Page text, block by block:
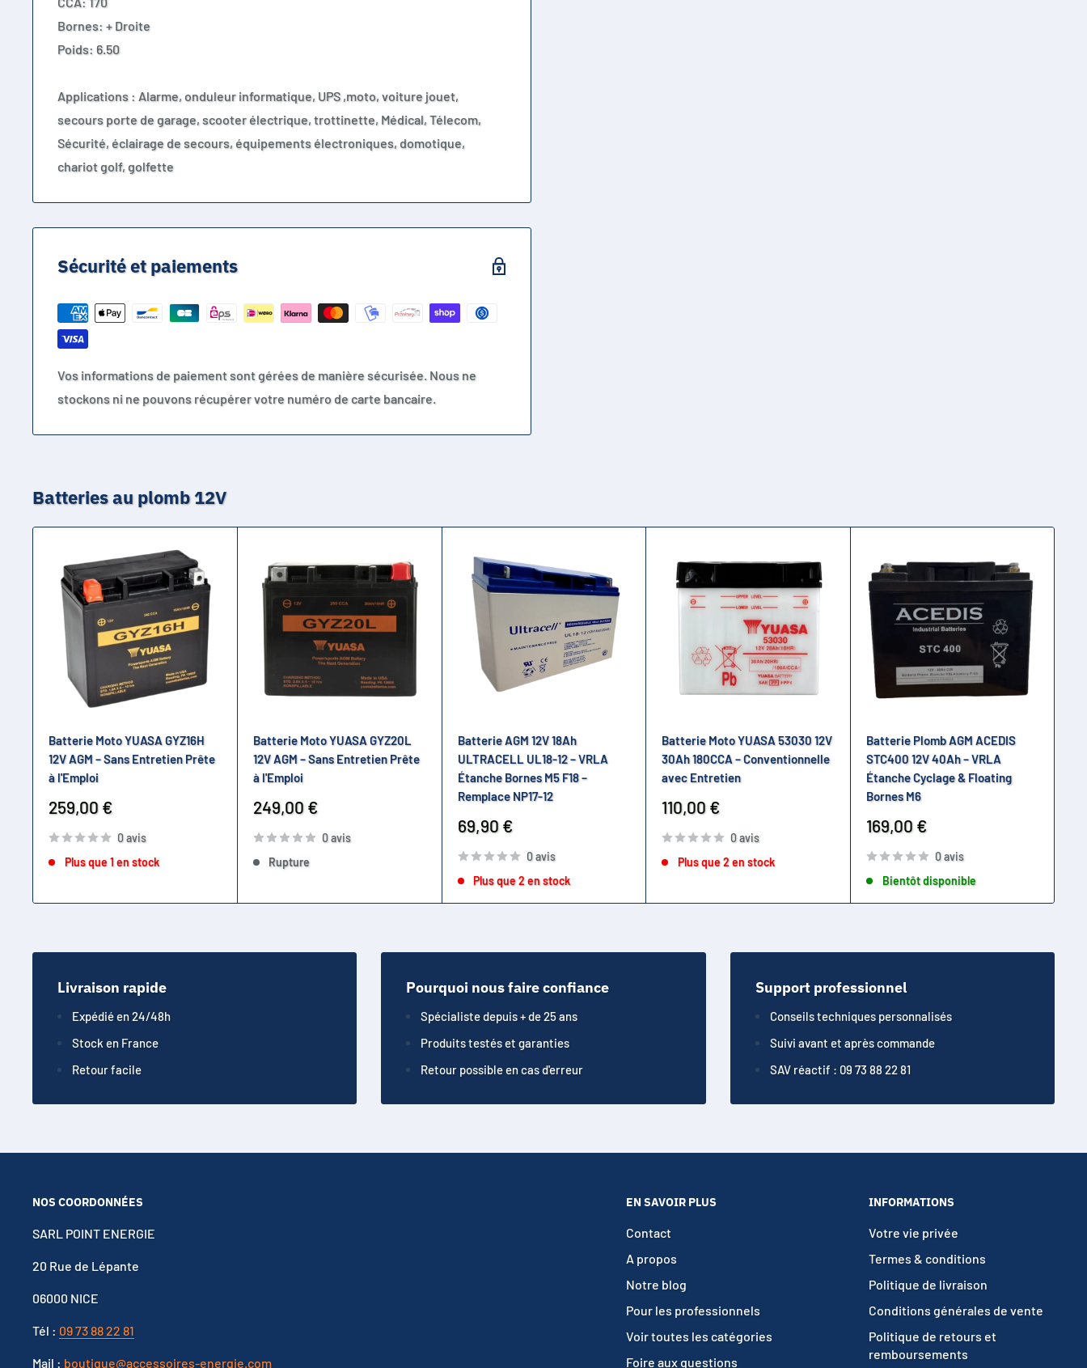
Bornes: + Droite
Poids: 6.50
Applications : Alarme, onduleur informatique, UPS ,moto, voiture jouet,
secours porte de garage, scooter électrique, trottinette, Médical, Télecom,
Sécurité, éclairage de secours, équipements électroniques, domotique,
chariot golf, golfette
Sécurité et paiements
Vos informations de paiement sont gérées de manière sécurisée. Nous ne
stockons ni ne pouvons récupérer votre numéro de carte bancaire.
Batteries au plomb 12V
Batterie Moto YUASA GYZ16H
12V AGM – Sans Entretien Prête
à l'Emploi
Prix
réduit
259,00 €
0 avis
Plus que 1 en stock
Batterie Moto YUASA GYZ20L
12V AGM – Sans Entretien Prête
à l'Emploi
Prix
réduit
249,00 €
0 avis
Rupture
Batterie AGM 12V 18Ah
ULTRACELL UL18-12 – VRLA
Étanche Bornes M5 F18 –
Remplace NP17-12
Prix
réduit
69,90 €
0 avis
Plus que 2 en stock
Batterie Moto YUASA 53030 12V
30Ah 180CCA – Conventionnelle
avec Entretien
Prix
réduit
110,00 €
0 avis
Plus que 2 en stock
Batterie Plomb AGM ACEDIS
STC400 12V 40Ah – VRLA
Étanche Cyclage & Floating
Bornes M6
Prix
réduit
169,00 €
0 avis
Bientôt disponible
Livraison rapide
Expédié en 24/48h
Stock en France
Retour facile
Pourquoi nous faire confiance
Spécialiste depuis + de 25 ans
Produits testés et garanties
Retour possible en cas d'erreur
Support professionnel
Conseils techniques personnalisés
Suivi avant et après commande
SAV réactif : 09 73 88 22 81
NOS COORDONNÉES
SARL POINT ENERGIE
20 Rue de Lépante
06000 NICE
Tél : 09 73 88 22 81
Mail : boutique@accessoires-energie.com
EN SAVOIR PLUS
Contact
A propos
Notre blog
Pour les professionnels
Voir toutes les catégories
Foire aux questions
INFORMATIONS
Votre vie privée
Termes & conditions
Politique de livraison
Conditions générales de vente
Politique de retours et
remboursements